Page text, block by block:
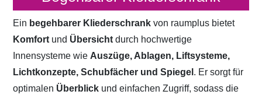
Ein begehbarer Kliederschrankvon raumplus bietet
Komfort und Übersicht durch hochwertige
Innensysteme wie Auszüge, Ablagen, Liftsysteme,
Lichtkonzepte, Schubfächer und Spiegel . Er sorgt für
optimalen Überblick und einfachen Zugriff, sodass die